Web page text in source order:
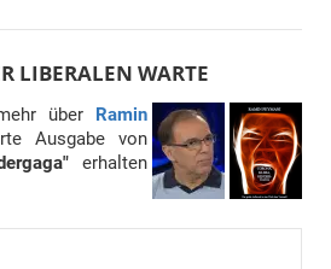
LIBERALEN WARTE
über Ramin
Ausgabe von
erhalten